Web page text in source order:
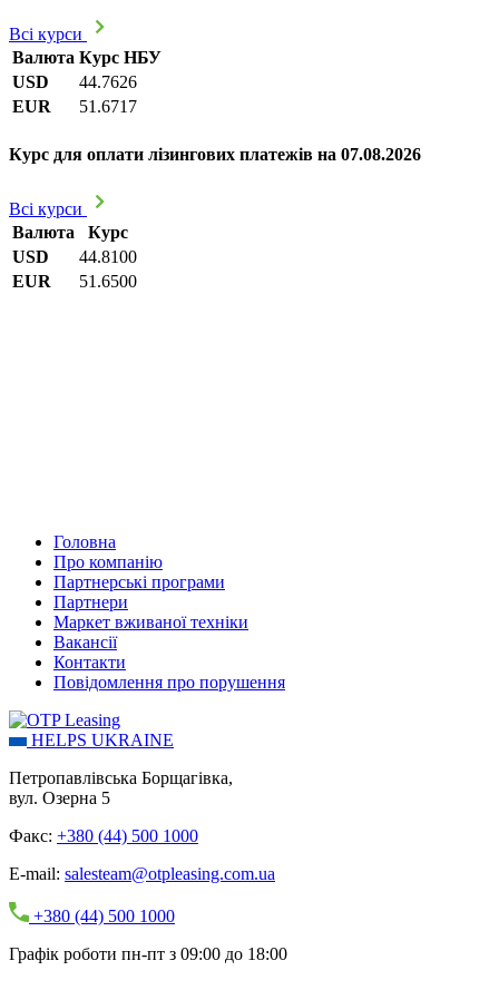
Всі курси
Валюта Курс НБУ
USD
44.7626
EUR
51.6717
Курс для оплати лізингових платежів на 07.08.2026
Всі курси
Валюта
Курс
USD
44.8100
EUR
51.6500
Головна
Про компанію
Партнерські програми
Партнери
Маркет вживаної техніки
Вакансії
Контакти
Повідомлення про порушення
HELPS UKRAINE
Петропавлівська Борщагівка,
вул. Озерна 5
Факс: +380 (44) 500 1000
E-mail: salesteam@otpleasing.com.ua
+380 (44) 500 1000
Графік роботи пн-пт з 09:00 до 18:00